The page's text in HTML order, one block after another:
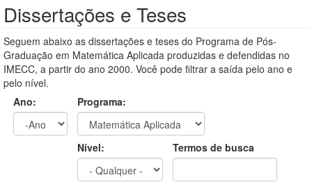
Dissertações e Teses
Seguem abaixo as dissertações e teses do Programa de Pós-
Graduação em Matemática Aplicada produzidas e defendidas no
IMECC, a partir do ano 2000. Você pode filtrar a saída pelo ano e
pelo nível.
Ano:
Programa:
Nível: Termos de busca